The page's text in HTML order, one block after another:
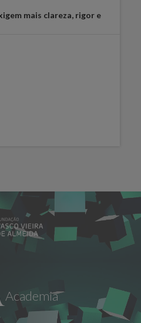
mais clareza, rigor e